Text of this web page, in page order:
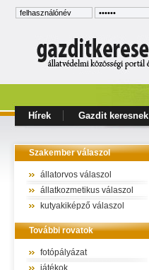
Hírek Gazdit keresnek
Szakember válaszol
állatorvos válaszol
állatkozmetikus válaszol
kutyakiképző válaszol
További rovatok
fotópályázat
játékok